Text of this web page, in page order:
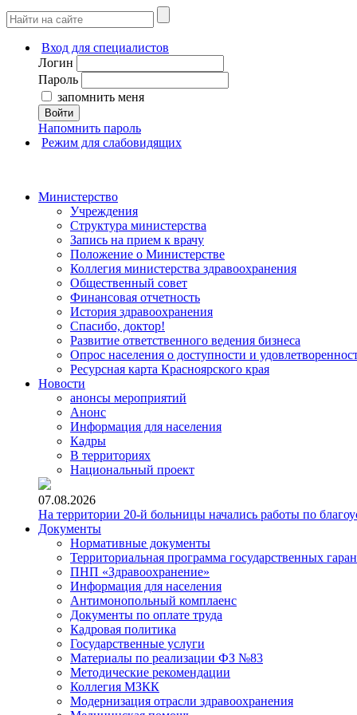
Вход для специалистов
Логин
Пароль
запомнить меня
Войти
Напомнить пароль
Режим для слабовидящих
Министерство
Учреждения
Структура министерства
Запись на прием к врачу
Положение о Министерстве
Коллегия министерства здравоохранения
Общественный совет
Финансовая отчетность
История здравоохранения
Спасибо, доктор!
Развитие ответственного ведения бизнеса
Опрос населения о доступности и
Ресурсная карта Красноярского края
Новости
анонсы мероприятий
Анонс
Информация для населения
Кадры
В территориях
Национальный проект
07.08.2026
На территории 20-й больницы начались работы по
Документы
Нормативные документы
Территориальная программа государственных
ПНП «Здравоохранение»
Информация для населения
Антимонопольный комплаенс
Документы по оплате труда
Кадровая политика
Государственные услуги
Материалы по реализации ФЗ №83
Методические рекомендации
Коллегия МЗКК
Модернизация отрасли здравоохранения